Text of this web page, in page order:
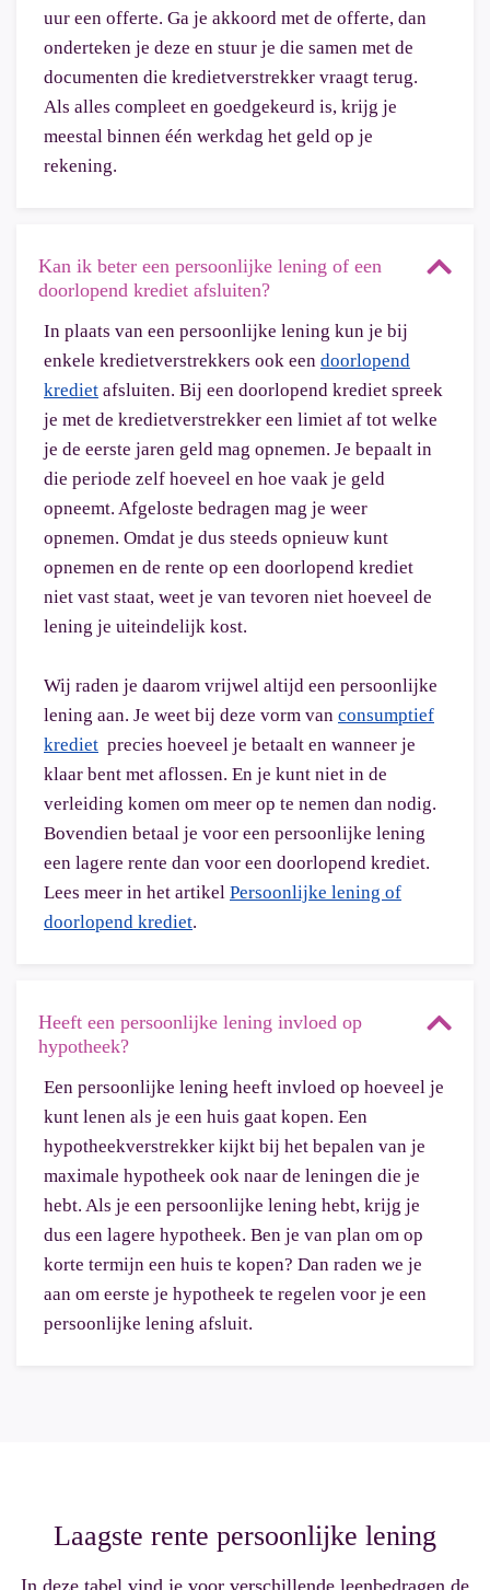
uur een offerte. Ga je akkoord met de offerte, dan
onderteken je deze en stuur je die samen met de
documenten die kredietverstrekker vraagt terug.
Als alles compleet en goedgekeurd is, krijg je
meestal binnen één werkdag het geld op je
rekening.
Kan ik beter een persoonlijke lening of een
doorlopend krediet afsluiten?
In plaats van een persoonlijke lening kun je bij
enkele kredietverstrekkers ook een doorlopend
krediet afsluiten. Bij een doorlopend krediet spreek
je met de kredietverstrekker een limiet af tot welke
je de eerste jaren geld mag opnemen. Je bepaalt in
die periode zelf hoeveel en hoe vaak je geld
opneemt. Afgeloste bedragen mag je weer
opnemen. Omdat je dus steeds opnieuw kunt
opnemen en de rente op een doorlopend krediet
niet vast staat, weet je van tevoren niet hoeveel de
lening je uiteindelijk kost.
Wij raden je daarom vrijwel altijd een persoonlijke
lening aan. Je weet bij deze vorm van consumptief
krediet precies hoeveel je betaalt en wanneer je
klaar bent met aflossen. En je kunt niet in de
verleiding komen om meer op te nemen dan nodig.
Bovendien betaal je voor een persoonlijke lening
een lagere rente dan voor een doorlopend krediet.
Lees meer in het artikel Persoonlijke lening of
doorlopend krediet.
Heeft een persoonlijke lening invloed op
hypotheek?
Een persoonlijke lening heeft invloed op hoeveel je
kunt lenen als je een huis gaat kopen. Een
hypotheekverstrekker kijkt bij het bepalen van je
maximale hypotheek ook naar de leningen die je
hebt. Als je een persoonlijke lening hebt, krijg je
dus een lagere hypotheek. Ben je van plan om op
korte termijn een huis te kopen? Dan raden we je
aan om eerste je hypotheek te regelen voor je een
persoonlijke lening afsluit.
Laagste rente persoonlijke lening
In deze tabel vind je voor verschillende leenbedragen de